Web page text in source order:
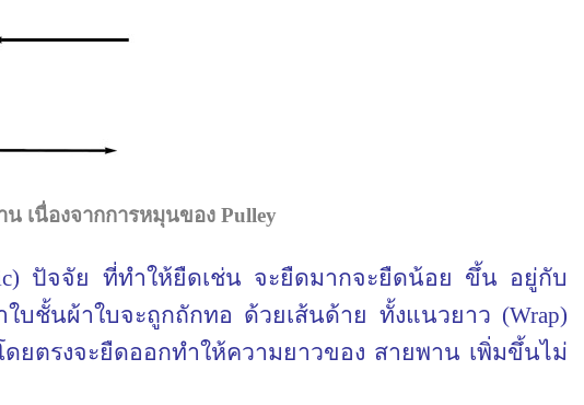
เนื่องจากการหมุนของ Pulley
) ปัจจัย ที่ทำให้ยืดเช่น จะยืดมากจะยืดน้อย ขึ้น อยู่กับ
บชั้นผ้าใบจะถูกถักทอ ด้วยเส้นด้าย ทั้งแนวยาว (Wrap)
ยตรงจะยืดออกทำให้ความยาวของ สายพาน เพิ่มขึ้นไม่